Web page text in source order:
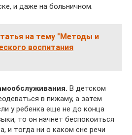
и даже на больничном.
на тему "Методы и
воспитания
В детском
в пижаму, а затем
у ребенка еще не до конца
то он начнет беспокоиться
и тогда ни о каком сне речи